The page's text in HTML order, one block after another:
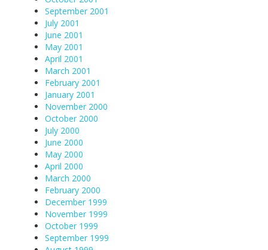
September 2001
July 2001
June 2001
May 2001
April 2001
March 2001
February 2001
January 2001
November 2000
October 2000
July 2000
June 2000
May 2000
April 2000
March 2000
February 2000
December 1999
November 1999
October 1999
September 1999